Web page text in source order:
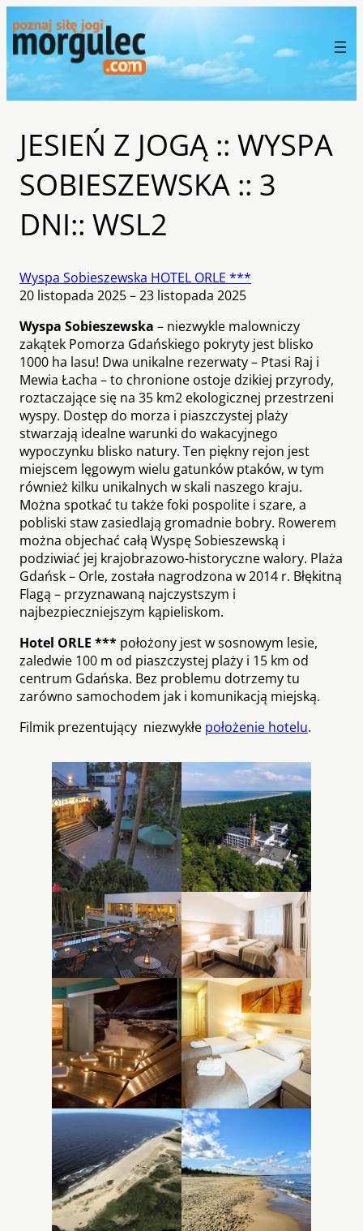
JESIEŃ Z JOGĄ :: WYSPA
SOBIESZEWSKA :: 3
DNI:: WSL2
Wyspa Sobieszewska HOTEL ORLE ***
20 listopada 2025 – 23 listopada 2025
Wyspa Sobieszewska – niezwykle malowniczy
zakątek Pomorza Gdańskiego pokryty jest blisko
1000 ha lasu! Dwa unikalne rezerwaty – Ptasi Raj i
Mewia Łacha – to chronione ostoje dzikiej przyrody,
roztaczające się na 35 km2 ekologicznej przestrzeni
wyspy. Dostęp do morza i piaszczystej plaży
stwarzają idealne warunki do wakacyjnego
wypoczynku blisko natury. Ten piękny rejon jest
miejscem lęgowym wielu gatunków ptaków, w tym
również kilku unikalnych w skali naszego kraju.
Można spotkać tu także foki pospolite i szare, a
pobliski staw zasiedlają gromadnie bobry. Rowerem
można objechać całą Wyspę Sobieszewską i
podziwiać jej krajobrazowo-historyczne walory. Plaża
Gdańsk – Orle, została nagrodzona w 2014 r. Błękitną
Flagą – przyznawaną najczystszym i
najbezpieczniejszym kąpieliskom.
Hotel ORLE *** położony jest w sosnowym lesie,
zaledwie 100 m od piaszczystej plaży i 15 km od
centrum Gdańska. Bez problemu dotrzemy tu
zarówno samochodem jak i komunikacją miejską.
Filmik prezentujący niezwykłe położenie hotelu.